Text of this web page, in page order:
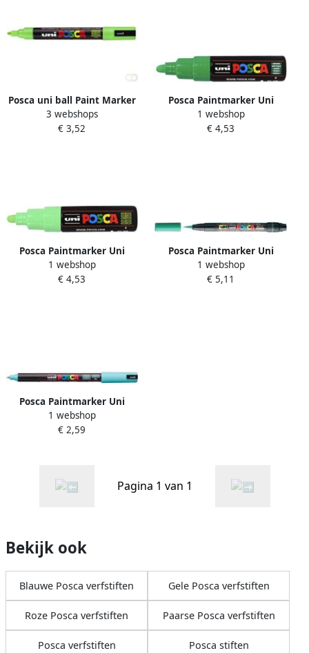
Posca uni ball Paint Marker
op waterbasis PC 5M
appelgroen
3 webshops
€ 3,52
Posca Paintmarker Uni
PC7M breed donkergroen
1 webshop
€ 4,53
Posca Paintmarker Uni
PC7M breed lichtgroen
1 webshop
€ 4,53
Posca Paintmarker Uni
PCF350 Brush 1-10mm
donkergroen
1 webshop
€ 5,11
Posca Paintmarker Uni
PC1MR extra fijn aquagroen
1 webshop
€ 2,59
Pagina 1 van 1
Bekijk ook
Blauwe Posca verfstiften Gele Posca verfstiften
Roze Posca verfstiften Paarse Posca verfstiften
Posca verfstiften Posca stiften